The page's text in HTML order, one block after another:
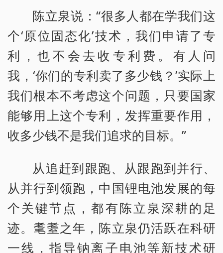
陈立泉说：“很多人都在学我们这
个‘原位固态化’技术，我们申请了专
利，也不会去收专利费。有人问
我，‘你们的专利卖了多少钱？’实际上
我们根本不考虑这个问题，只要国家
能够用上这个专利，发挥重要作用，
收多少钱不是我们追求的目标。”
从追赶到跟跑、从跟跑到并行、
从并行到领跑，中国锂电池发展的每
个关键节点，都有陈立泉深耕的足
迹。耄耋之年，陈立泉仍活跃在科研
一线，指导钠离子电池等新技术研